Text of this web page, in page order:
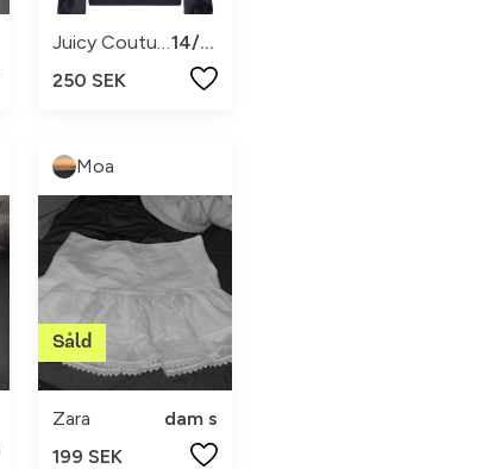
Juicy Couture
14/15
250 SEK
Moa
Zara
dam s
199 SEK